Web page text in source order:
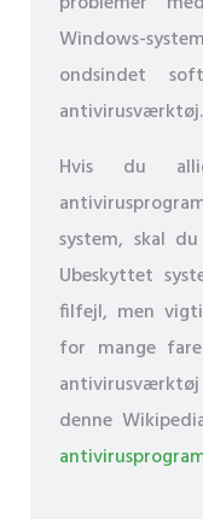
Windows-
ondsindet
antivirusværktøj.
Hvis du
system, skal
Ubeskyttet
filfejl, men
for mange
denne